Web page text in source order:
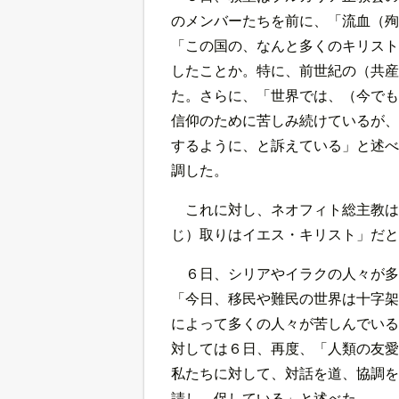
のメンバーたちを前に、「流血（
「この国の、なんと多くのキリス
したことか。特に、前世紀の（共
た。さらに、「世界では、（今で
信仰のために苦しみ続けているが
するように、と訴えている」と述
調した。
これに対し、ネオフィト総主教
じ）取りはイエス・キリスト」だ
６日、シリアやイラクの人々が
「今日、移民や難民の世界は十字
によって多くの人々が苦しんでい
対しては６日、再度、「人類の友
私たちに対して、対話を道、協調